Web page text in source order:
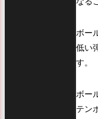
ボー
低い
す。
ボー
テン